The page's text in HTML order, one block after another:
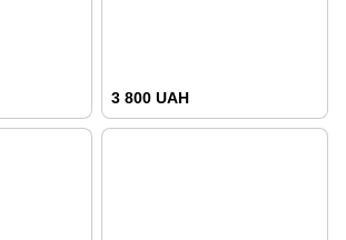
3 800 UAH